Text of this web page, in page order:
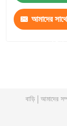
আমাদের
বাড়ি আমাদের